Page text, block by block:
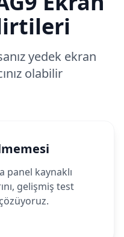
yedek ekran
olabilir
panel kaynaklı
gelişmiş test